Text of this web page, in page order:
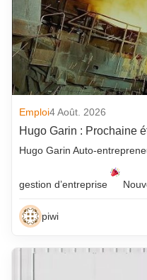
Emploi4 Août. 2026
Hugo Garin : Prochaine
Hugo Garin Auto-
gestion d’entreprise
piwi